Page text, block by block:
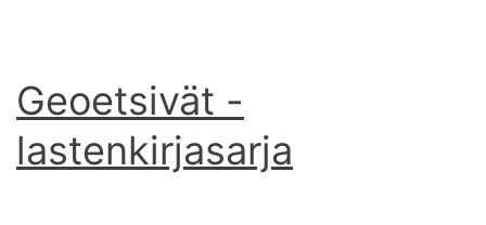
Geoetsivät -
lastenkirjasarja